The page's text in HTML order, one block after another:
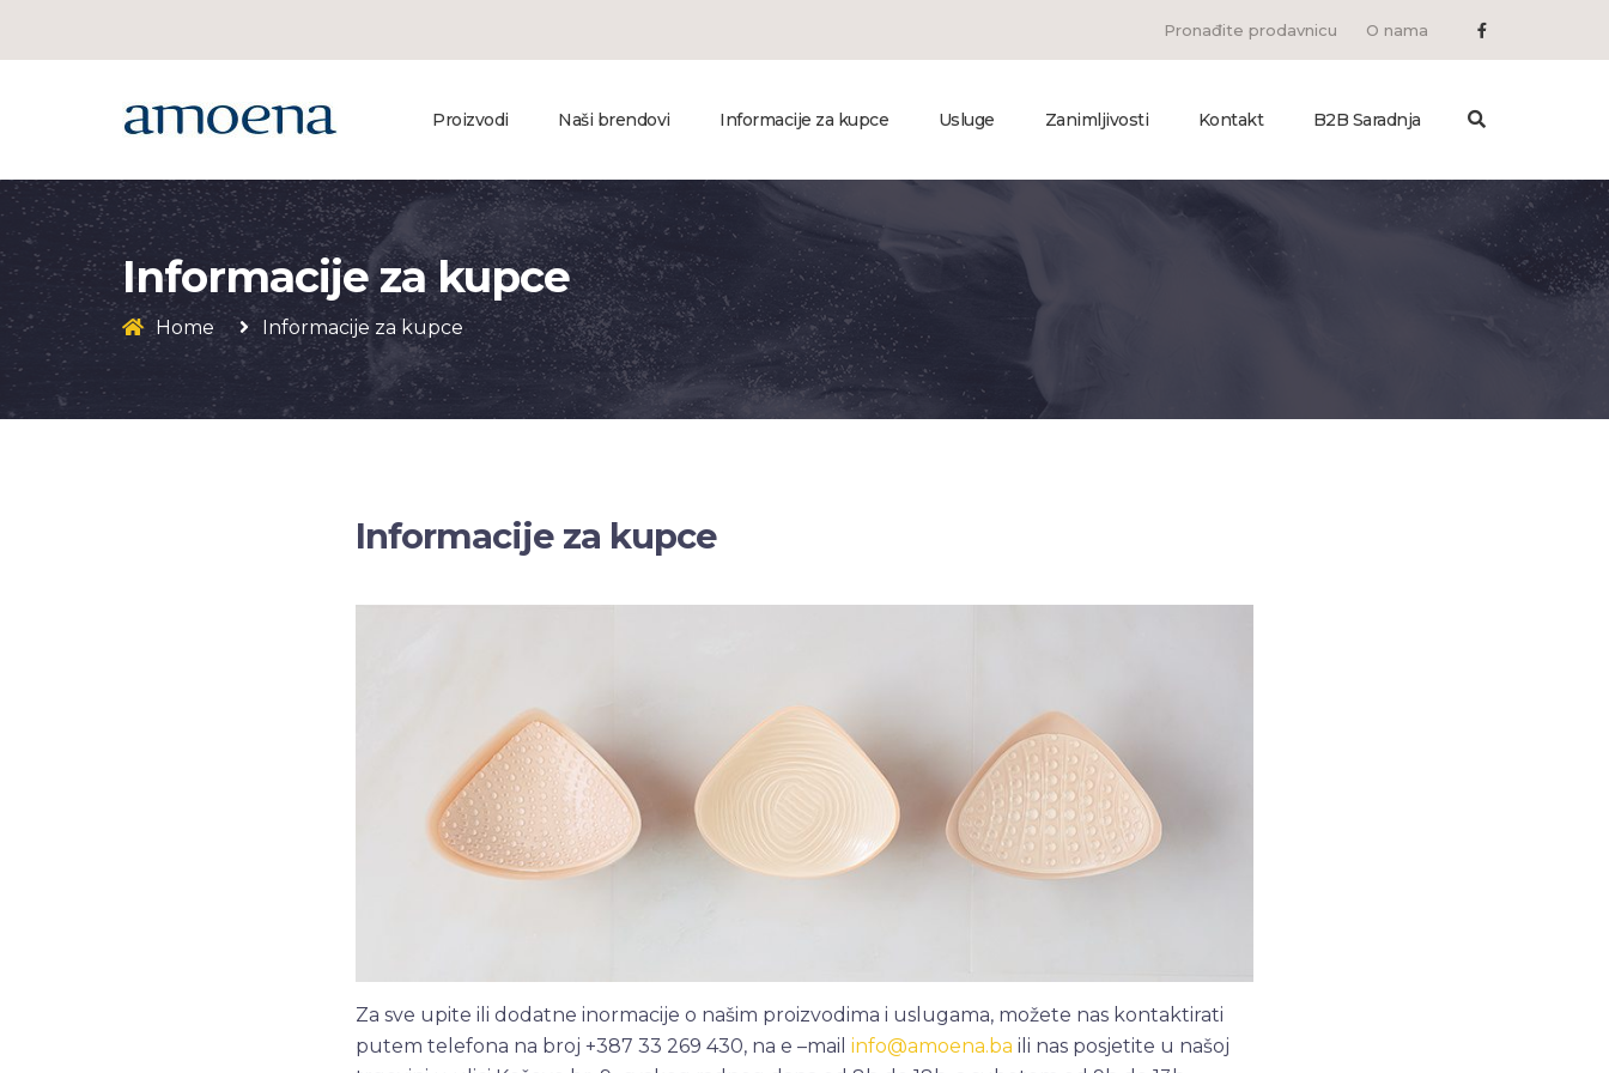
Pronađite prodavnicu O nama
Proizvodi Naši brendovi Informacije za kupce Usluge Zanimljivosti Kontakt B2B Saradnja
Informacije za kupce
Home Informacije za kupce
Informacije za kupce
Za sve upite ili dodatne inormacije o našim proizvodima i uslugama, možete nas kontaktirati
putem telefona na broj +387 33 269 430, na e –mail info@amoena.ba ili nas posjetite u našoj